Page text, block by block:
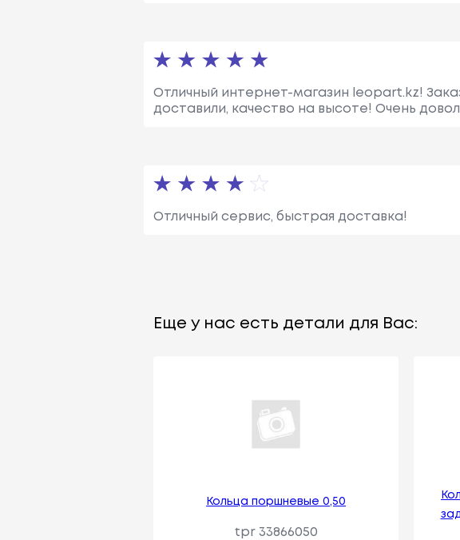
Отличный интернет-магазин leopart.kz!
доставили, качество на высоте! Очень
Отличный сервис, быстрая доставка!
Еще у нас есть детали для Вас:
Кольца поршневые 0,50
tpr 33866050